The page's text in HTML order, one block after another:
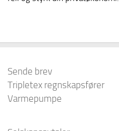
Sende brev
Tripletex regnskapsfører
Varmepumpe